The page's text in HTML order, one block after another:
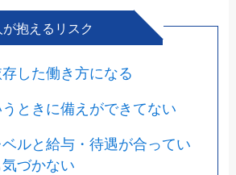
抱えるリスク
した働き方になる
ときに備えができてない
ルと給与・待遇が合ってい
づかない